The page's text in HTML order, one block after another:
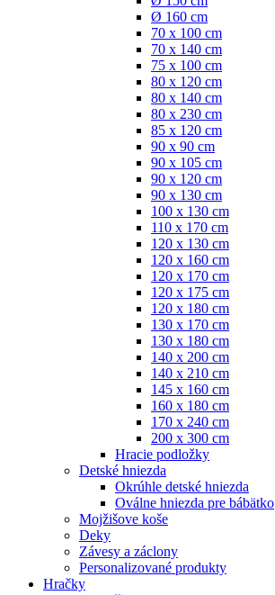
Ø 160 cm
70 x 100 cm
70 x 140 cm
75 x 100 cm
80 x 120 cm
80 x 140 cm
80 x 230 cm
85 x 120 cm
90 x 90 cm
90 x 105 cm
90 x 120 cm
90 x 130 cm
100 x 130 cm
110 x 170 cm
120 x 130 cm
120 x 160 cm
120 x 170 cm
120 x 175 cm
120 x 180 cm
130 x 170 cm
130 x 180 cm
140 x 200 cm
140 x 210 cm
145 x 160 cm
160 x 180 cm
170 x 240 cm
200 x 300 cm
Hracie podložky
Detské hniezda
Okrúhle detské hniezda
Oválne hniezda pre bábätko
Mojžišove koše
Deky
Závesy a záclony
Personalizované produkty
Hračky